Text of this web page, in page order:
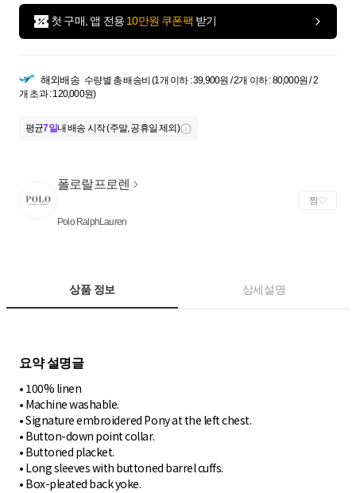
첫 구매, 앱 전용 10만원 쿠폰팩 받기
해외배송 수량별 총 배송비 (1개 이하 : 39,900원 / 2개 이하 : 80,000원 / 2
개 초과 : 120,000원)
평균7일내 배송 시작 (주말, 공휴일 제외)
폴로랄프로렌
Polo RalphLauren
찜
상품 정보 상세설명
요약 설명글
• 100% linen
• Machine washable.
• Signature embroidered Pony at the left chest.
• Button-down point collar.
• Buttoned placket.
• Long sleeves with buttoned barrel cuffs.
• Box-pleated back yoke.